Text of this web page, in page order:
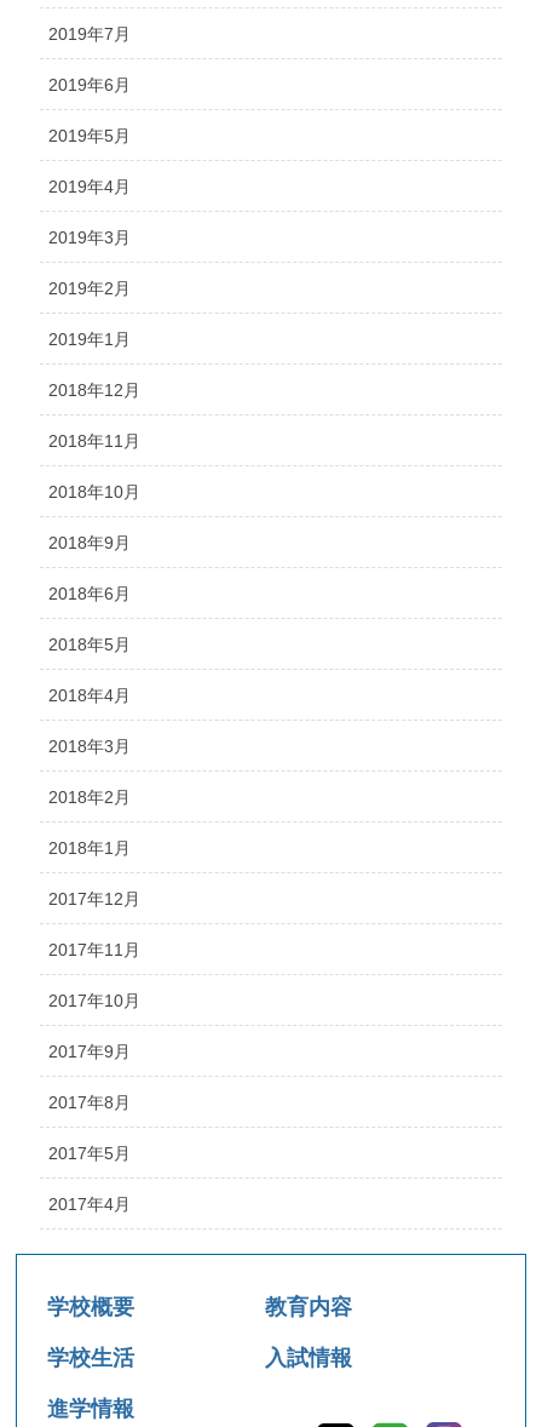
2019年7月
2019年6月
2019年5月
2019年4月
2019年3月
2019年2月
2019年1月
2018年12月
2018年11月
2018年10月
2018年9月
2018年6月
2018年5月
2018年4月
2018年3月
2018年2月
2018年1月
2017年12月
2017年11月
2017年10月
2017年9月
2017年8月
2017年5月
2017年4月
学校概要 教育内容
学校生活 入試情報
進学情報